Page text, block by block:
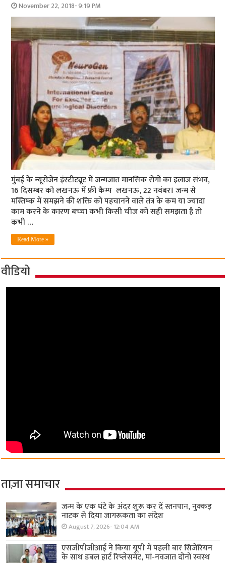
November 22, 2018- 9:19 PM
मुंबई के न्‍यूरोजेन इंस्‍टीट्यूट में जन्‍मजात मानसिक रोगों का इलाज संभव,
16 दिसम्‍बर को लखनऊ में फ्री कैम्‍प लखनऊ, 22 नवंबर। जन्‍म से
मस्तिष्‍क में समझने की शक्ति को पहचानने वाले तंत्र के कम या ज्‍यादा
काम करने के कारण बच्‍चा कभी किसी चीज को सही समझता है तो
कभी …
Read More »
वीडियो
ताज़ा समाचार
जन्म के एक घंटे के अंदर शुरू कर दें स्तनपान, नुक्कड़
नाटक से दिया जागरूकता का संदेश
August 7, 2026- 12:04 AM
एसजीपीजीआई ने किया यूपी में पहली बार सिजेरियन
के साथ डबल हार्ट रिप्लेसमेंट, मां-नवजात दोनों स्वस्थ